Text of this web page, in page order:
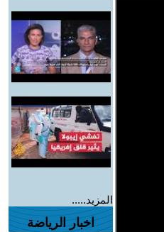
المزيد.....
اخبار الرياضة